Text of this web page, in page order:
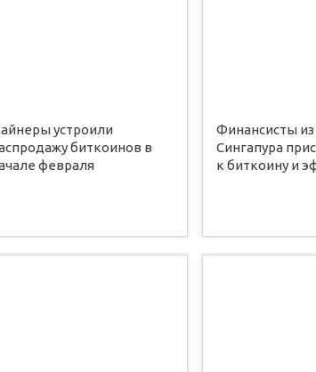
устроили
биткоинов в
февраля
Финансисты из
Сингапура
к биткоину и